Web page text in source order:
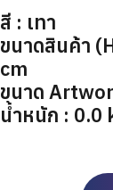
สี : เทา
ขนาดสินค้า
cm
ขนาด
น้ำหนัก : 0.0